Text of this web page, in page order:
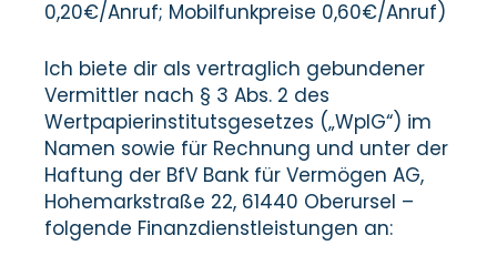
0,20€/Anruf; Mobilfunkpreise 0,60€/Anruf)
Ich biete dir als vertraglich gebundener
Vermittler nach § 3 Abs. 2 des
Wertpapierinstitutsgesetzes („WpIG“) im
Namen sowie für Rechnung und unter der
Haftung der BfV Bank für Vermögen AG,
Hohemarkstraße 22, 61440 Oberursel –
folgende Finanzdienstleistungen an: